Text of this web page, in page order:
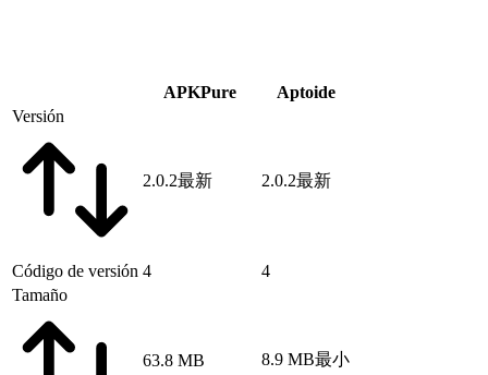
APKPure
Aptoide
Versión
2.0.2最新 2.0.2最新
Código de versión 4
4
Tamaño
63.8 MB 8.9 MB最小